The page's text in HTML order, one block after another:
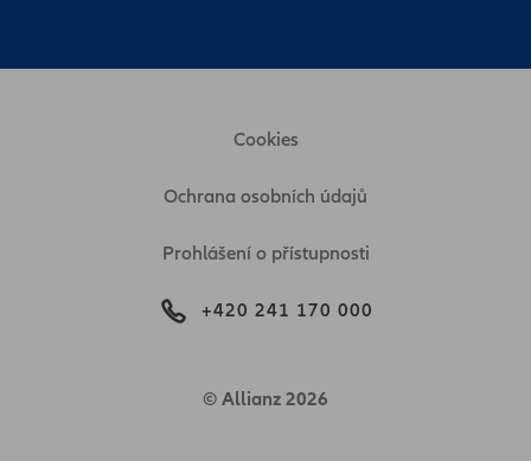
Cookies
Ochrana osobních údajů
Prohlášení o přístupnosti
© Allianz 2026
+420 241 170 000